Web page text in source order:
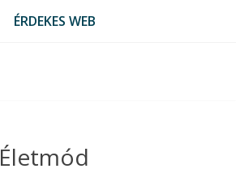
ÉRDEKES WEB
Életmód